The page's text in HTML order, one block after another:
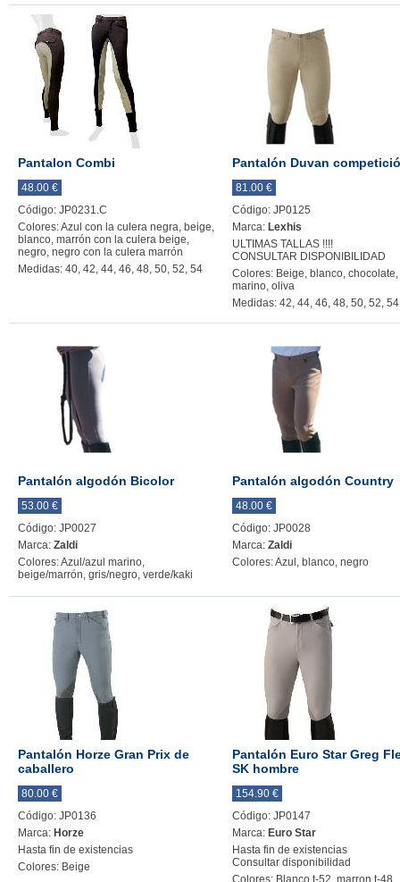
Pantalon Combi
48.00 €
Código: JP0231.C
Colores: Azul con la culera negra, beige,
blanco, marrón con la culera beige,
negro, negro con la culera marrón
Medidas: 40, 42, 44, 46, 48, 50, 52, 54
Pantalón Duvan
81.00 €
Código: JP0125
Marca: Lexhis
ULTIMAS TALLAS !!!!
CONSULTAR DISPONIBILIDAD
Colores: Beige, blanco, chocolate,
marino, oliva
Medidas: 42, 44, 46, 48, 50, 52,
Pantalón algodón Bicolor
53.00 €
Código: JP0027
Marca: Zaldi
Colores: Azul/azul marino,
beige/marrón, gris/negro, verde/kaki
Pantalón algodón Country
48.00 €
Código: JP0028
Marca: Zaldi
Colores: Azul, blanco, negro
Pantalón Horze Gran Prix de
caballero
80.00 €
Código: JP0136
Marca: Horze
Hasta fin de existencias
Colores: Beige
Pantalón Euro Star Greg
SK hombre
154.90 €
Código: JP0147
Marca: Euro Star
Hasta fin de existencias
Consultar disponibilidad
Colores: Blanco t-52, marron t-48